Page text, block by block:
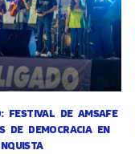
FESTIVAL DE AMSAFE
DE DEMOCRACIA EN